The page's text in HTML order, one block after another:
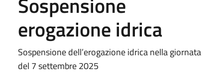
erogazione idrica
Sospensione dell’erogazione idrica nella giornata
del 7 settembre 2025